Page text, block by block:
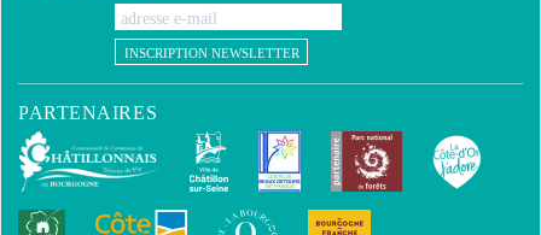
INSCRIPTION NEWSLETTER
PARTENAIRES